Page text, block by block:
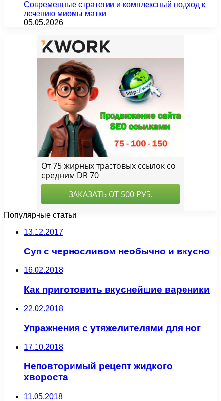
Современные стратегии и комплексный подход к
лечению миомы матки
05.05.2026
Популярные статьи
13.12.2017
Суп с черносливом необычно и вкусно
16.02.2018
Как приготовить вкуснейшие вареники
22.02.2018
Упражнения с утяжелителями для ног
17.10.2018
Неповторимый рецепт жидкого
хвороста
11.05.2018